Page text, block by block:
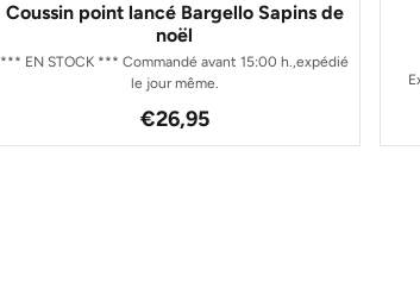
Coussin point lancé Bargello Sapins de
noël
*** EN STOCK *** Commandé avant 15:00 h.,expédié
le jour même.
Prix: 26,95
€26,95